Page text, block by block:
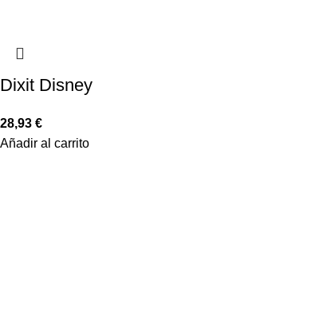
Dixit Disney
28,93 €
Añadir al carrito